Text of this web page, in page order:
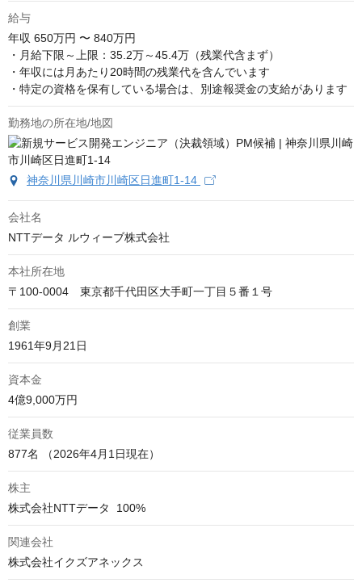
給与
年収 650万円 〜 840万円
・月給下限～上限：35.2万～45.4万（残業代含まず）
・年収には月あたり20時間の残業代を含んでいます
・特定の資格を保有している場合は、別途報奨金の支給があります
勤務地の所在地/地図
神奈川県川崎市川崎区日進町1-14
会社名
NTTデータ ルウィーブ株式会社
本社所在地
〒100-0004　東京都千代田区大手町一丁目５番１号
創業
1961年9月21日
資本金
4億9,000万円
従業員数
877名 （2026年4月1日現在）
株主
株式会社NTTデータ  100%
関連会社
株式会社イクズアネックス